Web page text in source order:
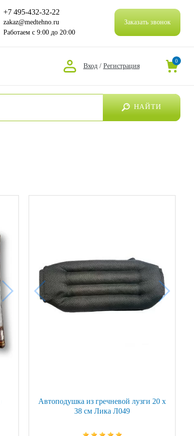
+7 495-432-32-22
zakaz@medtehno.ru
Работаем с 9:00 до 20:00
Заказать звонок
Вход / Регистрация
0
НАЙТИ
Автоподушка из гречневой лузги 20 х
38 см Лика Л049